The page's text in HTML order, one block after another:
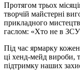
Протягом трьох
творчій майстерні
прикладного
гаслом: «Хто не в
Під час ярмарку
ці хенд-мейд вироби,
підтримку наших